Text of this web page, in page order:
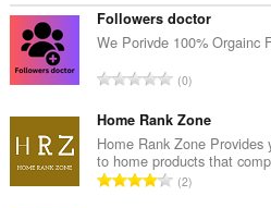
Followers doctor
We Porivde 100% Orgainc
U
u
p
a
n
0
Home Rank Zone
Home Rank Zone
to home products that
U2